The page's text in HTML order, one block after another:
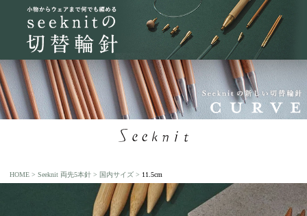
HOME Seeknit 両先5本針 国内サイズ 11.5cm